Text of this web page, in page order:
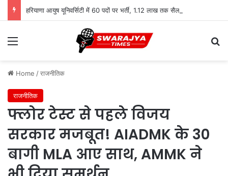
हरियाणा आयुष यूनिवर्सिटी में 60 पदों पर भर्ती, 1.12 लाख तक सैलरी
Menu
Home /राजनीतिक
राजनीतिक
फ्लोर टेस्ट से पहले विजय
सरकार मजबूत! AIADMK के 30
बागी MLA आए साथ, AMMK ने